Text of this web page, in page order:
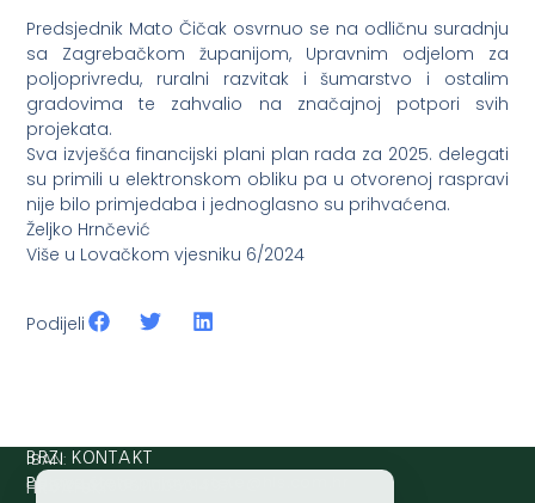
Predsjednik Mato Čičak osvrnuo se na odličnu suradnju
sa Zagrebačkom županijom, Upravnim odjelom za
poljoprivredu, ruralni razvitak i šumarstvo i ostalim
gradovima te zahvalio na značajnoj potpori svih
projekata.
Sva izvješća financijski plani plan rada za 2025. delegati
su primili u elektronskom obliku pa u otvorenoj raspravi
nije bilo primjedaba i jednoglasno su prihvaćena.
Željko Hrnčević
Više u Lovačkom vjesniku 6/2024
Podijeli
HRVATSKI
IBAN:
HR8124020061100501497
BRZI KONTAKT
Prijava štete: